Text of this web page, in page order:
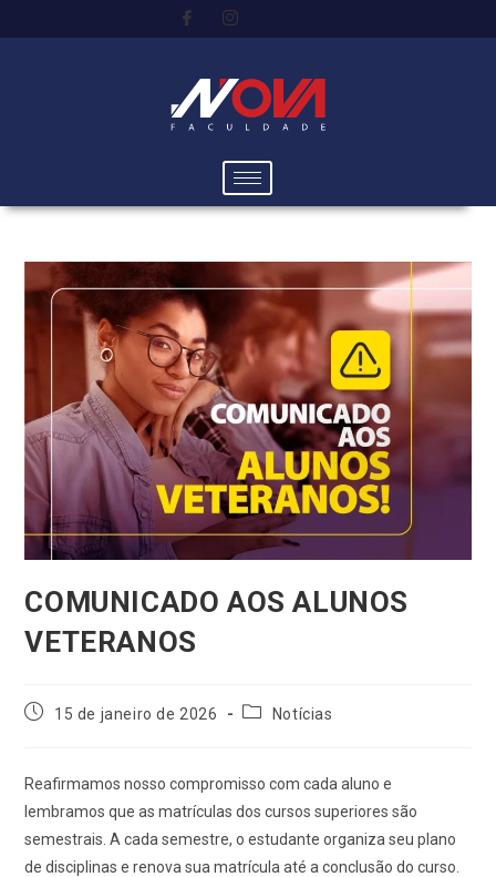
COMUNICADO AOS ALUNOS
VETERANOS
15 de janeiro de 2026 Notícias
Reafirmamos nosso compromisso com cada aluno e
lembramos que as matrículas dos cursos superiores são
semestrais. A cada semestre, o estudante organiza seu plano
de disciplinas e renova sua matrícula até a conclusão do curso.